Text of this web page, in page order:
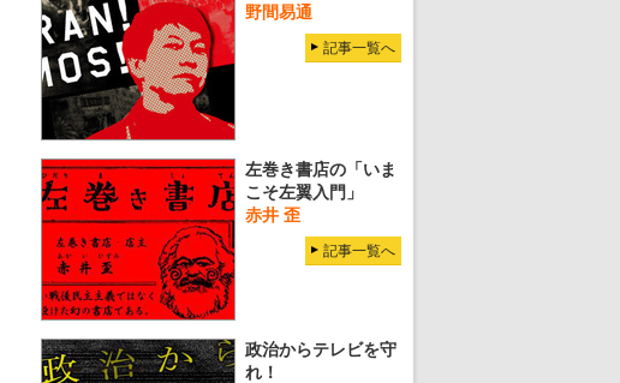
野間易通
記事一覧へ
左巻き書店の「いま
こそ左翼入門」
赤井 歪
記事一覧へ
政治からテレビを守
れ！